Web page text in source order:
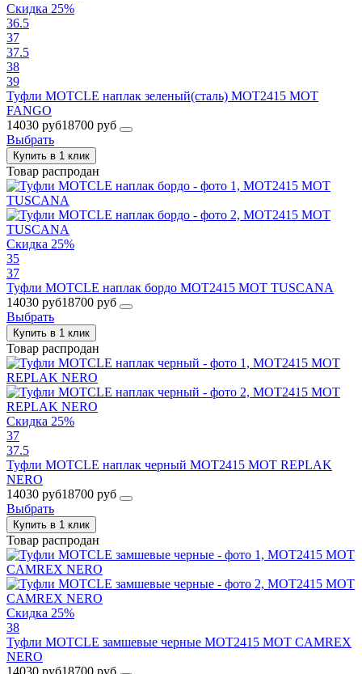
Скидка 25%
36.5
37
37.5
38
39
Туфли MOTCLE наплак зеленый(сталь) MOT2415 MOT
FANGO
14030 руб18700 руб
Выбрать
Купить в 1 клик
Товар распродан
Скидка 25%
35
37
Туфли MOTCLE наплак бордо MOT2415 MOT TUSCANA
14030 руб18700 руб
Выбрать
Купить в 1 клик
Товар распродан
Скидка 25%
37
37.5
Туфли MOTCLE наплак черный MOT2415 MOT REPLAK
NERO
14030 руб18700 руб
Выбрать
Купить в 1 клик
Товар распродан
Скидка 25%
38
Туфли MOTCLE замшевые черные MOT2415 MOT CAMREX
NERO
14030 руб18700 руб